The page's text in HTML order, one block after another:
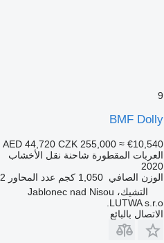
9
BMF Dolly
AED 44,720 CZK 255,000 ≈ €10,540
العربات المقطورة شاحنة نقل الأخشاب
2020
الوزن الصافي 1,050 كجم عدد المحاور 2
التشيك، Jablonec nad Nisou
LUTWA s.r.o.
الاتصال بالبائع